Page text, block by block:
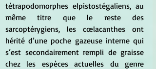
tétrapodomorphes elpistostégaliens, au
même titre que le reste des
sarcoptérygiens, les cœlacanthes ont
hérité d’une poche gazeuse interne qui
s’est secondairement rempli de graisse
chez les espèces actuelles du genre